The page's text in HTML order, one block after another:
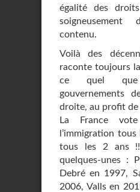
égalité des
contenu.
Voilà des
raconte toujours
ce quel
gouvernements
droite, au profit de
La France
l’immigration
tous les 2 ans
quelques-unes :
Debré en 1997,
2006, Valls en